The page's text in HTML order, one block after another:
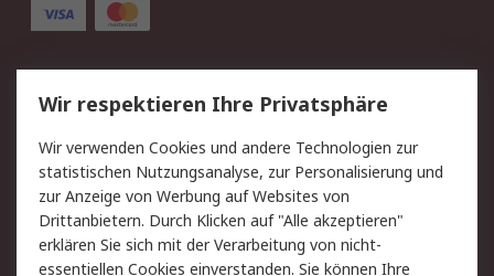
Service
Value Added Services
Lieferlösungen
Rücksendung/Entsorgung Kontakt
Hilfe
Rechtliches
Wir respektieren Ihre Privatsphäre
Wir verwenden Cookies und andere Technologien zur
statistischen Nutzungsanalyse, zur Personalisierung und
zur Anzeige von Werbung auf Websites von
Drittanbietern. Durch Klicken auf "Alle akzeptieren"
erklären Sie sich mit der Verarbeitung von nicht-
essentiellen Cookies einverstanden. Sie können Ihre